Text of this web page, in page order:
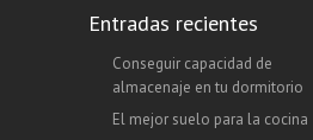
Entradas recientes
Conseguir capacidad de
almacenaje en tu dormitorio
El mejor suelo para la cocina